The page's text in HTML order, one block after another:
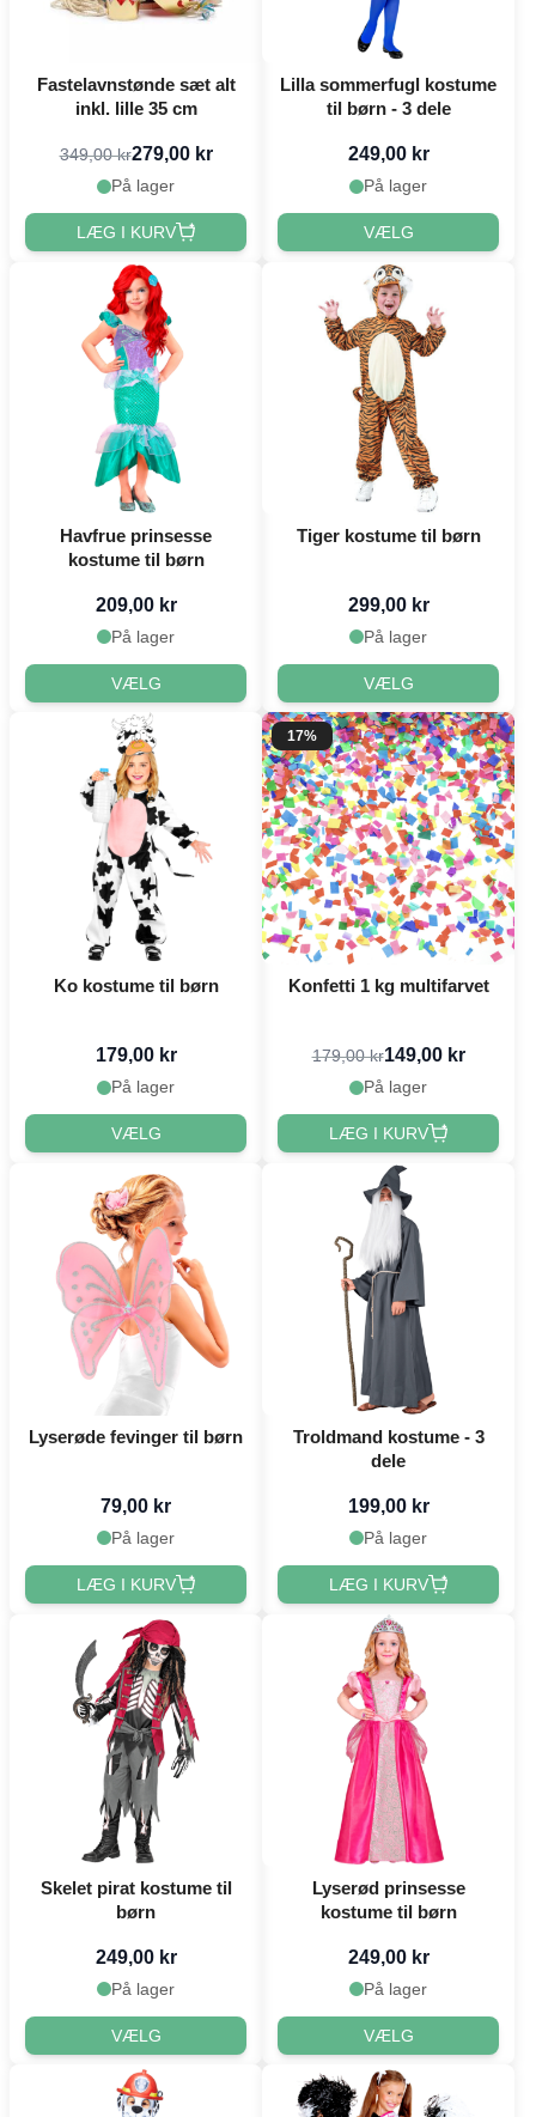
Fastelavnstønde sæt alt
inkl. lille 35 cm
349,00 kr279,00 kr
På lager
LÆG I KURV
Lilla sommerfugl kostume
til børn - 3 dele
249,00 kr
På lager
VÆLG
Havfrue prinsesse
kostume til børn
209,00 kr
På lager
VÆLG
Tiger kostume til børn
299,00 kr
På lager
VÆLG
Ko kostume til børn
179,00 kr
På lager
VÆLG
17%
Konfetti 1 kg multifarvet
179,00 kr149,00 kr
På lager
LÆG I KURV
Lyserøde fevinger til børn
79,00 kr
På lager
LÆG I KURV
Troldmand kostume - 3
dele
199,00 kr
På lager
LÆG I KURV
Skelet pirat kostume til
børn
249,00 kr
På lager
VÆLG
Lyserød prinsesse
kostume til børn
249,00 kr
På lager
VÆLG